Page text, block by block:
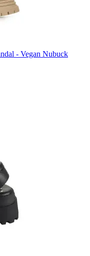
- Vegan Nubuck